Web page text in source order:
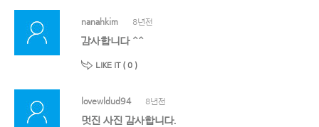
nanahkim 8년전
감사합니다 ^^
LIKE IT ( 0 )
lovewldud94 8년전
멋진 사진 감사합니다.